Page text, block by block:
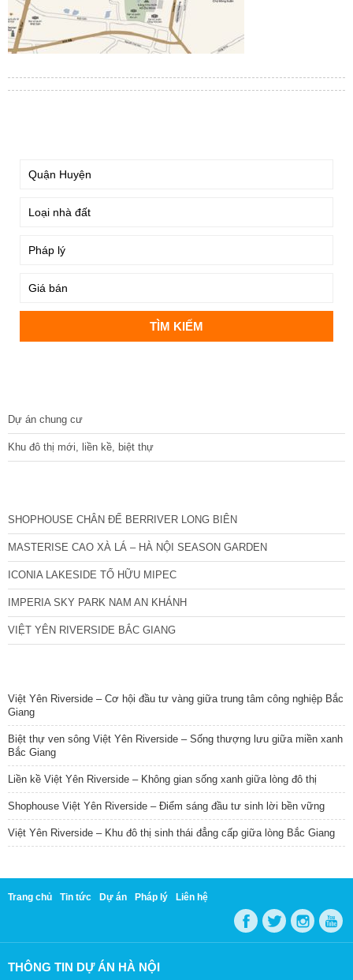
Dự án chung cư
Khu đô thị mới, liền kề, biệt thự
SHOPHOUSE CHÂN ĐẾ BERRIVER LONG BIÊN
MASTERISE CAO XÀ LÁ – HÀ NỘI SEASON GARDEN
ICONIA LAKESIDE TỐ HỮU MIPEC
IMPERIA SKY PARK NAM AN KHÁNH
VIỆT YÊN RIVERSIDE BẮC GIANG
Việt Yên Riverside – Cơ hội đầu tư vàng giữa trung tâm công nghiệp Bắc
Giang
Biệt thự ven sông Việt Yên Riverside – Sống thượng lưu giữa miền xanh
Bắc Giang
Liền kề Việt Yên Riverside – Không gian sống xanh giữa lòng đô thị
Shophouse Việt Yên Riverside – Điểm sáng đầu tư sinh lời bền vững
Việt Yên Riverside – Khu đô thị sinh thái đẳng cấp giữa lòng Bắc Giang
Trang chủ Tin tức Dự án Pháp lý Liên hệ
THÔNG TIN DỰ ÁN HÀ NỘI